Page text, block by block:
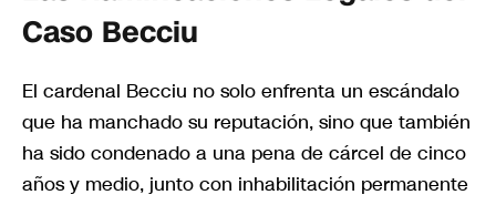
Caso Becciu
El cardenal Becciu no solo enfrenta un escándalo
que ha manchado su reputación, sino que también
ha sido condenado a una pena de cárcel de cinco
años y medio, junto con inhabilitación permanente